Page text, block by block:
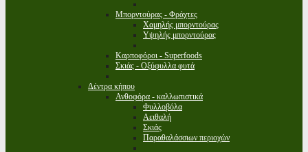
Μπορντούρας - Φράχτες
Χαμηλής μπορντούρας
Υψηλής μπορντούρας
Καρποφόροι - Superfoods
Σκιάς - Οξύφυλλα φυτά
Δέντρα κήπου
Ανθοφόρα - καλλωπιστικά
Φυλλοβόλα
Αειθαλή
Σκιάς
Παραθαλάσσιων περιοχών